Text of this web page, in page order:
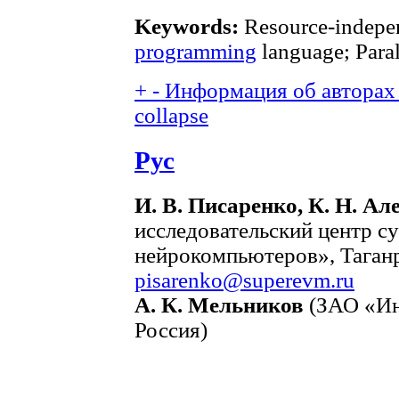
Keywords: Resource-
programming language;
+ - Информация об
collapse
Рус
И. В. Писаренко, К. Н.
исследовательский центр
нейрокомпьютеров»,
pisarenko@superevm.ru
А. К. Мельников (ЗАО
Россия)